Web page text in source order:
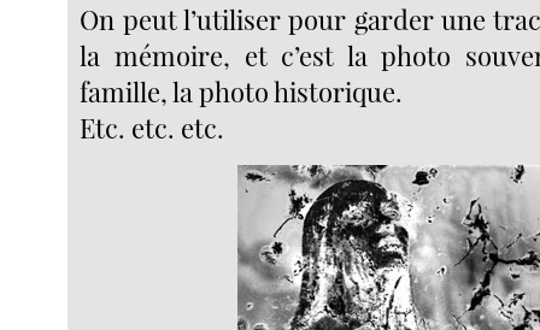
On peut l’utiliser pour garder une
la mémoire, et c’est la photo
famille, la photo historique.
Etc. etc. etc.